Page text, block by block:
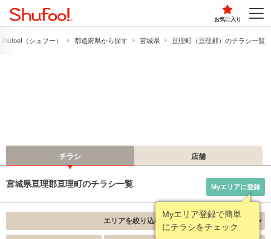
お気に入り
（シュフー） 都道府県から探す 宮城県 亘理町（亘理郡）のチラシ一覧
チラシ 店舗
宮城県亘理郡亘理町のチラシ一覧 Myエリアに登録
エリアを絞り込む